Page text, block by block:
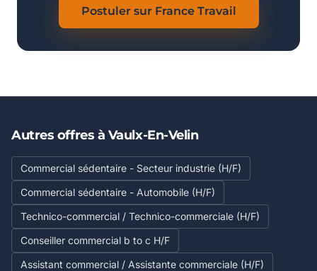
Postuler sur France Travail
Autres offres à Vaulx-En-Velin
Commercial sédentaire - Secteur industrie (H/F)
Commercial sédentaire - Automobile (H/F)
Technico-commercial / Technico-commerciale (H/F)
Conseiller commercial b to c H/F
Assistant commercial / Assistante commerciale (H/F)